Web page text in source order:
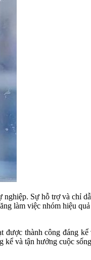
Sự hỗ trợ và chỉ
làm việc nhóm hiệu
thành công đáng
kể và tận hưởng cuộc